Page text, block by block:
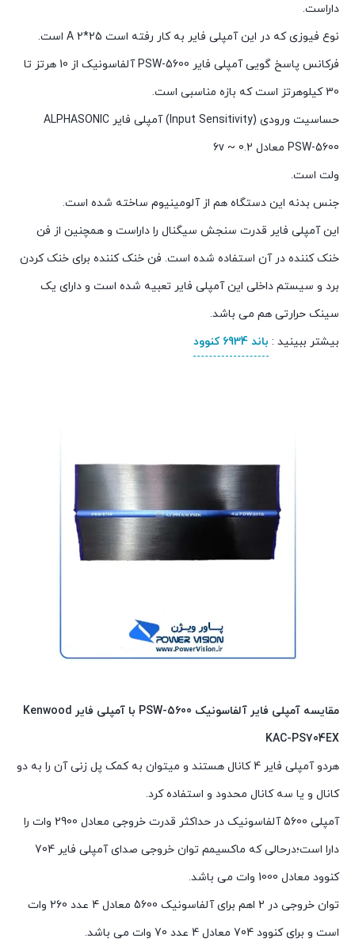
داراست.
نوع فیوزی که در این آمپلی فایر به کار رفته است 25*2 A است.
فرکانس پاسخ گویی آمپلی فایر PSW-5600 آلفاسونیک از 10 هرتز تا
30 کیلوهرتز است که بازه مناسبی است.
حساسیت ورودی (Input Sensitivity) آمپلی فایر ALPHASONIC
PSW-5600 معادل 0.2 ~ 6v
ولت است.
جنس بدنه این دستگاه هم از آلومینیوم ساخته شده است.
این آمپلی فایر قدرت سنجش سیگنال را داراست و همچنین از فن
خنک کننده در آن استفاده شده است. فن خنک کننده برای خنک کردن
برد و سیستم داخلی این آمپلی فایر تعبیه شده است و دارای یک
سینک حرارتی هم می باشد.
بیشتر ببینید : باند 6934 کنوود
مقایسه آمپلی فایر آلفاسونیک PSW-5600 با آمپلی فایر Kenwood
KAC-PS704EX
هردو آمپلی فایر 4 کانال هستند و میتوان به کمک پل زنی آن را به دو
کانال و یا سه کانال محدود و استفاده کرد.
آمپلی 5600 آلفاسونیک در حداکثر قدرت خروجی معادل 2900 وات را
دارا است؛درحالی که ماکسیمم توان خروجی صدای آمپلی فایر 704
کنوود معادل 1000 وات می باشد.
توان خروجی در 2 اهم برای آلفاسونیک 5600 معادل 4 عدد 260 وات
است و برای کنوود 704 معادل 4 عدد 70 وات می باشد.